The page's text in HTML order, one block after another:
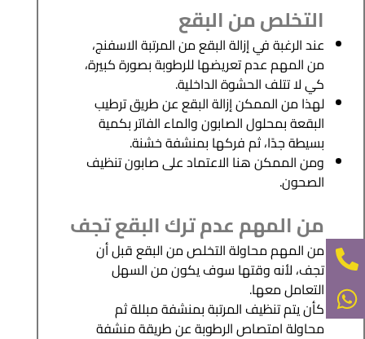
التخلص من البقع
عند الرغبة في إزالة البقع من المرتبة الاسفنج،
من المهم عدم تعريضها للرطوبة بصورة كبيرة،
كي لا تتلف الحشوة الداخلية.
لهذا من الممكن إزالة البقع عن طريق ترطيب
البقعة بمحلول الصابون والماء الفاتر بكمية
بسيطة جدًا، ثم فركها بمنشفة خشنة.
ومن الممكن هنا الاعتماد على صابون تنظيف
الصحون.
من المهم عدم ترك البقع تجف
من المهم محاولة التخلص من البقع قبل أن
تجف، لأنه وقتها سوف يكون من السهل
التعامل معها.
كأن يتم تنظيف المرتبة بمنشفة مبللة ثم
محاولة امتصاص الرطوبة عن طريقة منشفة